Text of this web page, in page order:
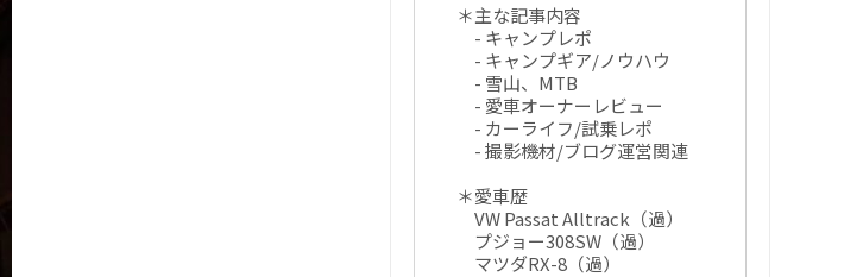
＊主な記事内容
- キャンプレポ
- キャンプギア/ノウハウ
- 雪山、MTB
- 愛車オーナーレビュー
- カーライフ/試乗レポ
- 撮影機材/ブログ運営関連
＊愛車歴
VW Passat Alltrack（過）
プジョー308SW（過）
マツダRX-8（過）